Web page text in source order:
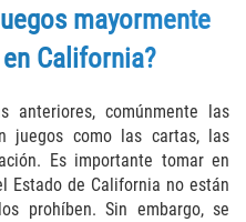
cuales un Menor
como Adulto
para Menores
mayormente
California?
anteriores, comúnmente las
juegos como las cartas, las
Es importante tomar en
Estado de California no están
prohíben. Sin embargo, se